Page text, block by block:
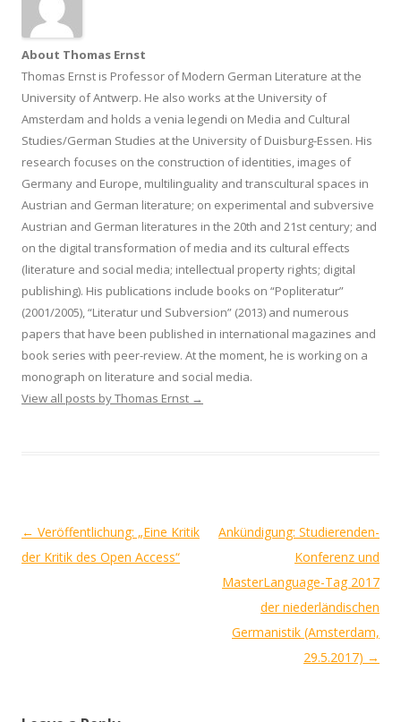
About Thomas Ernst
Thomas Ernst is Professor of Modern German Literature at the
University of Antwerp. He also works at the University of
Amsterdam and holds a venia legendi on Media and Cultural
Studies/German Studies at the University of Duisburg-Essen. His
research focuses on the construction of identities, images of
Germany and Europe, multilinguality and transcultural spaces in
Austrian and German literature; on experimental and subversive
Austrian and German literatures in the 20th and 21st century; and
on the digital transformation of media and its cultural effects
(literature and social media; intellectual property rights; digital
publishing). His publications include books on “Popliteratur”
(2001/2005), “Literatur und Subversion” (2013) and numerous
papers that have been published in international magazines and
book series with peer-review. At the moment, he is working on a
monograph on literature and social media.
View all posts by Thomas Ernst →
Post
navigation
← Veröffentlichung: „Eine Kritik
der Kritik des Open Access“
Ankündigung: Studierenden-
Konferenz und
MasterLanguage-Tag 2017
der niederländischen
Germanistik (Amsterdam,
29.5.2017) →